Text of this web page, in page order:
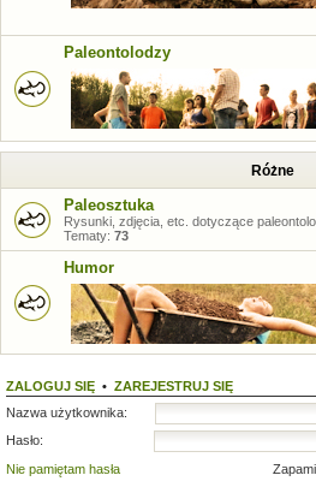
Paleontolodzy
Różne
Paleosztuka
Rysunki, zdjęcia, etc. dotyczące
Tematy: 73
Humor
ZALOGUJ SIĘ • ZAREJESTRUJ SIĘ
Nazwa użytkownika:
Hasło:
Nie pamiętam hasła